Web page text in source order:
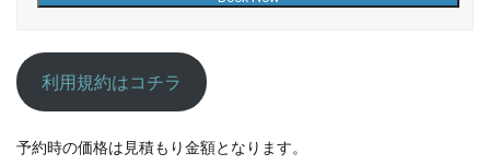
利用規約はコチラ
予約時の価格は見積もり金額となります。